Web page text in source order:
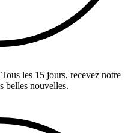
les 15 jours, recevez notre
belles nouvelles.